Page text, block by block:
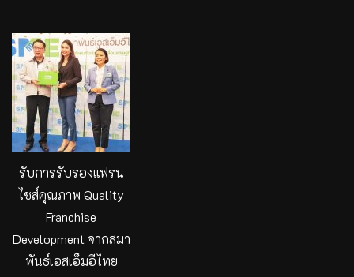
รับการรับรองแฟรน
ไชส์คุณภาพ Quality
Franchise
Development จากสมา
พันธ์เอสเอ็มอีไทย